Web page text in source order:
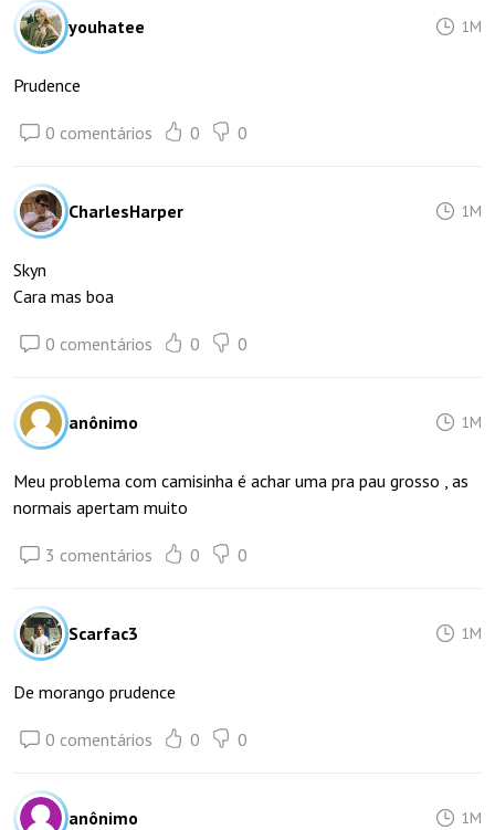
youhatee 1M
Prudence
0 comentários 0 0
CharlesHarper 1M
Skyn
Cara mas boa
0 comentários 0 0
anônimo 1M
Meu problema com camisinha é achar uma pra pau grosso , as
normais apertam muito
3 comentários 0 0
Scarfac3 1M
De morango prudence
0 comentários 0 0
anônimo 1M